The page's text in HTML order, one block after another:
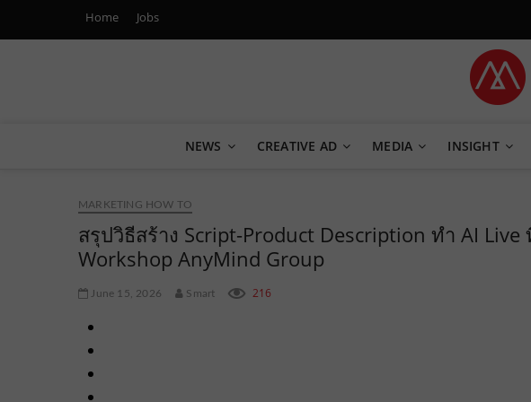
Home Jobs
Marketing Oops!
NEWS CREATIVE AD MEDIA INSIGHT
MARKETING HOW TO
สรุปวิธีสร้าง Script-Product Description ทำ AI
Workshop AnyMind Group
June 15, 2026 Smart 216